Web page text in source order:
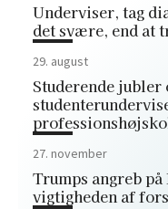
Underviser, tag
det svære, end at
29. august
Studerende jubler
27. november
Trumps angreb
vigtigheden af